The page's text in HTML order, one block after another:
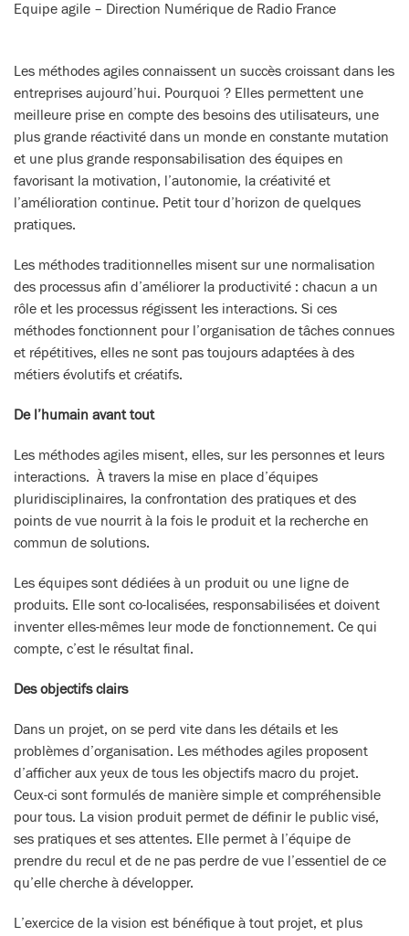
Equipe agile – Direction Numérique de Radio France
Les méthodes agiles connaissent un succès croissant dans les
entreprises aujourd’hui. Pourquoi ? Elles permettent une
meilleure prise en compte des besoins des utilisateurs, une
plus grande réactivité dans un monde en constante mutation
et une plus grande responsabilisation des équipes en
favorisant la motivation, l’autonomie, la créativité et
l’amélioration continue. Petit tour d’horizon de quelques
pratiques.
Les méthodes traditionnelles misent sur une normalisation
des processus afin d’améliorer la productivité : chacun a un
rôle et les processus régissent les interactions. Si ces
méthodes fonctionnent pour l’organisation de tâches connues
et répétitives, elles ne sont pas toujours adaptées à des
métiers évolutifs et créatifs.
De l’humain avant tout
Les méthodes agiles misent, elles, sur les personnes et leurs
interactions. À travers la mise en place d’équipes
pluridisciplinaires, la confrontation des pratiques et des
points de vue nourrit à la fois le produit et la recherche en
commun de solutions.
Les équipes sont dédiées à un produit ou une ligne de
produits. Elle sont co-localisées, responsabilisées et doivent
inventer elles-mêmes leur mode de fonctionnement. Ce qui
compte, c’est le résultat final.
Des objectifs clairs
Dans un projet, on se perd vite dans les détails et les
problèmes d’organisation. Les méthodes agiles proposent
d’afficher aux yeux de tous les objectifs macro du projet.
Ceux-ci sont formulés de manière simple et compréhensible
pour tous. La vision produit permet de définir le public visé,
ses pratiques et ses attentes. Elle permet à l’équipe de
prendre du recul et de ne pas perdre de vue l’essentiel de ce
qu’elle cherche à développer.
L’exercice de la vision est bénéfique à tout projet, et plus